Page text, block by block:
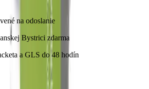
na odoslanie
Bystrici zdarma
a GLS do 48 hodín